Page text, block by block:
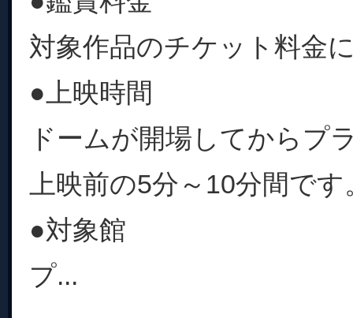
対象作品のチケット料金
●上映時間
ドームが開場してからプ
上映前の5分～10分間です
●対象館
プ...